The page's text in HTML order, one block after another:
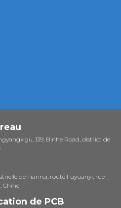
139, Binhe Road, district de
de Tianrui, route Fuyuanyi, rue
Chine
de PCB